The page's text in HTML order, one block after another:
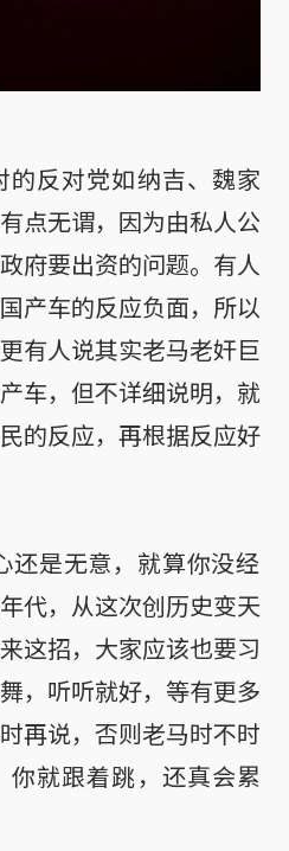
的反对党如纳吉、魏家
点无谓，因为由私人公
府要出资的问题。有人
产车的反应负面，所以
有人说其实老马老奸巨
车，但不详细说明，就
的反应，再根据反应好
代，从这次创历史变天
这招，大家应该也要习
，听听就好，等有更多
再说，否则老马时不时
就跟着跳，还真会累